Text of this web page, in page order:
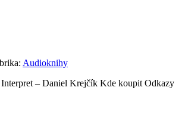
Audioknihy
– Daniel Krejčík Kde koupit Odkazy